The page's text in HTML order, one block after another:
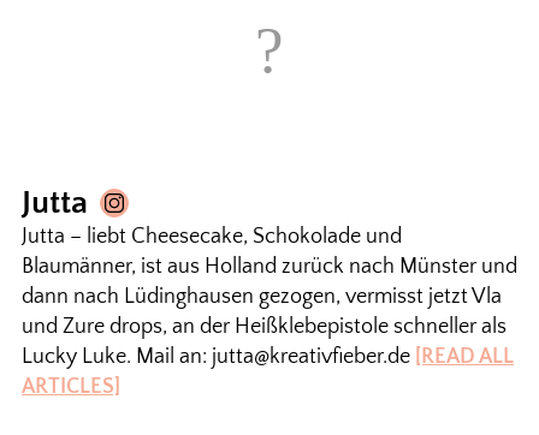
Jutta
Jutta – liebt Cheesecake, Schokolade und
Blaumänner, ist aus Holland zurück nach Münster und
dann nach Lüdinghausen gezogen, vermisst jetzt Vla
und Zure drops, an der Heißklebepistole schneller als
Lucky Luke. Mail an: jutta@kreativfieber.de [READ ALL
ARTICLES]